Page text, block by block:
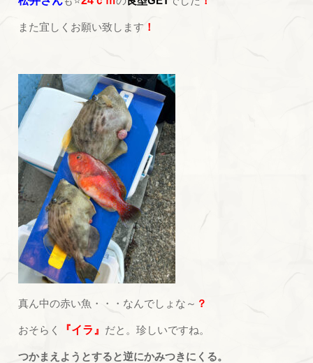
また宜しくお願い致します ！
真ん中の赤い魚・・・なんでしょな～ ？
おそらく 『イラ』 だと。珍しいですね。
つかまえようとすると逆にかみつきにくる。